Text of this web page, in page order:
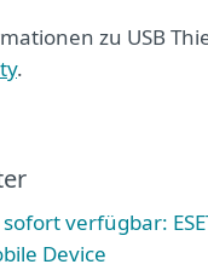
zu USB
.
verfügbar:
Device